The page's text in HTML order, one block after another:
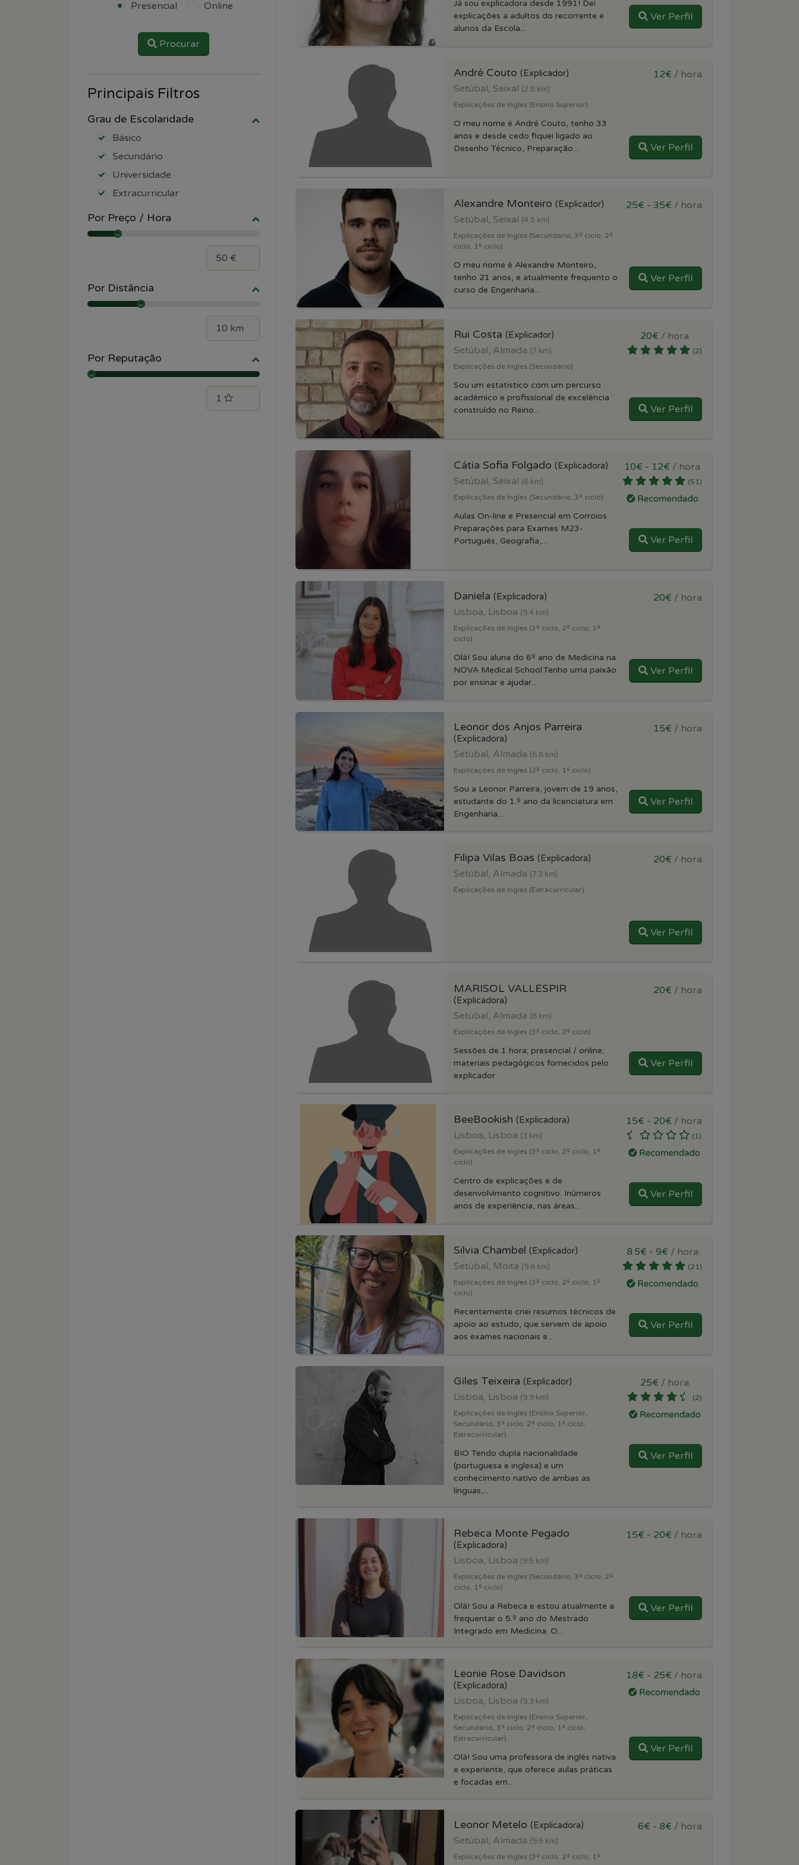
Já sou explicadora desde 1991! Dei
explicações a adultos do recorrente e
alunos da Escola...
Ver Perfil
André Couto (Explicador)
Setúbal, Seixal (2.8 km)
Explicações de Ingles (Ensino Superior)
O meu nome é André Couto, tenho 33
anos e desde cedo fiquei ligado ao
Desenho Técnico, Preparação...
12€ / hora
Ver Perfil
Alexandre Monteiro (Explicador)
Setúbal, Seixal (4.5 km)
Explicações de Ingles (Secundário, 3º ciclo, 2º
ciclo, 1º ciclo)
O meu nome é Alexandre Monteiro,
tenho 21 anos, e atualmente frequento o
curso de Engenharia...
25€ - 35€ / hora
Ver Perfil
Rui Costa (Explicador)
Setúbal, Almada (7 km)
Explicações de Ingles (Secundário)
Sou um estatístico com um percurso
académico e profissional de excelência
construído no Reino...
20€ / hora
(2)
Ver Perfil
Cátia Sofia Folgado (Explicadora)
Setúbal, Seixal (6 km)
Explicações de Ingles (Secundário, 3º ciclo)
Aulas On-line e Presencial em Corroios
Preparações para Exames M23-
Português, Geografia,...
10€ - 12€ / hora
(51)
Ver Perfil
Daniela (Explicadora)
Lisboa, Lisboa (9.4 km)
Explicações de Ingles (3º ciclo, 2º ciclo, 1º
ciclo)
Olá! Sou aluna do 6º ano de Medicina na
NOVA Medical School.Tenho uma paixão
por ensinar e ajudar...
20€ / hora
Ver Perfil
Leonor dos Anjos Parreira
(Explicadora)
Setúbal, Almada (6.8 km)
Explicações de Ingles (2º ciclo, 1º ciclo)
Sou a Leonor Parreira, jovem de 19 anos,
estudante do 1.º ano da licenciatura em
Engenharia...
15€ / hora
Ver Perfil
Filipa Vilas Boas (Explicadora)
Setúbal, Almada (7.3 km)
Explicações de Ingles (Extracurricular)
20€ / hora
Ver Perfil
MARISOL VALLESPIR
(Explicadora)
Setúbal, Almada (8 km)
Explicações de Ingles (3º ciclo, 2º ciclo)
Sessões de 1 hora; presencial / online;
materiais pedagógicos fornecidos pelo
explicador
20€ / hora
Ver Perfil
BeeBookish (Explicadora)
Lisboa, Lisboa (3 km)
Explicações de Ingles (3º ciclo, 2º ciclo, 1º
ciclo)
Centro de explicações e de
desenvolvimento cognitivo. Inúmeros
anos de experiência, nas áreas...
15€ - 20€ / hora
(1)
Ver Perfil
Silvia Chambel (Explicador)
Setúbal, Moita (9.6 km)
Explicações de Ingles (3º ciclo, 2º ciclo, 1º
ciclo)
Recentemente criei resumos técnicos de
apoio ao estudo, que servem de apoio
aos exames nacionais e...
8.5€ - 9€ / hora
(21)
Ver Perfil
Giles Teixeira (Explicador)
Lisboa, Lisboa (9.9 km)
Explicações de Ingles (Ensino Superior,
Secundário, 3º ciclo, 2º ciclo, 1º ciclo,
Extracurricular)
BIO Tendo dupla nacionalidade
(portuguesa e inglesa) e um
conhecimento nativo de ambas as
línguas,...
25€ / hora
(2)
Ver Perfil
Rebeca Monte Pegado
(Explicadora)
Lisboa, Lisboa (9.5 km)
Explicações de Ingles (Secundário, 3º ciclo, 2º
ciclo, 1º ciclo)
Olá! Sou a Rebeca e estou atualmente a
frequentar o 5.º ano do Mestrado
Integrado em Medicina. O...
15€ - 20€ / hora
Ver Perfil
Leonie Rose Davidson
(Explicadora)
Lisboa, Lisboa (9.3 km)
Explicações de Ingles (Ensino Superior,
Secundário, 3º ciclo, 2º ciclo, 1º ciclo,
Extracurricular)
Olá! Sou uma professora de inglês nativa
e experiente, que oferece aulas práticas
e focadas em...
18€ - 25€ / hora
Ver Perfil
Leonor Metelo (Explicadora)
Setúbal, Almada (9.5 km)
Explicações de Ingles (3º ciclo, 2º ciclo, 1º
6€ - 8€ / hora
Presencial Online
Procurar
Principais Filtros
Grau de Escolaridade
Básico
Secundário
Universidade
Extracurricular
Por Preço / Hora
Por Distância
Por Reputação